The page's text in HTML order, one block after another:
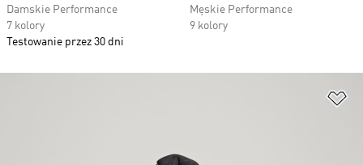
Damskie Performance
7 kolory
Testowanie przez 30 dni
Męskie Performance
9 kolory